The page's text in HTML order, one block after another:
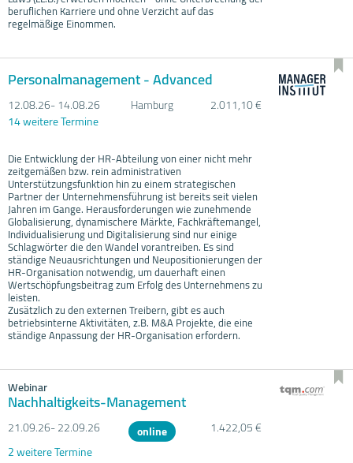
beruflichen Karriere und ohne Verzicht auf das
regelmäßige Einommen.
Personalmanagement - Advanced
12.08.26- 14.08.26 Hamburg
2.011,10 €
14 weitere Termine
Die Entwicklung der HR-Abteilung von einer nicht mehr
zeitgemäßen bzw. rein administrativen
Unterstützungsfunktion hin zu einem strategischen
Partner der Unternehmensführung ist bereits seit vielen
Jahren im Gange. Herausforderungen wie zunehmende
Globalisierung, dynamischere Märkte, Fachkräftemangel,
Individualisierung und Digitalisierung sind nur einige
Schlagwörter die den Wandel vorantreiben. Es sind
ständige Neuausrichtungen und Neupositionierungen der
HR-Organisation notwendig, um dauerhaft einen
Wertschöpfungsbeitrag zum Erfolg des Unternehmens zu
leisten.
Zusätzlich zu den externen Treibern, gibt es auch
betriebsinterne Aktivitäten, z.B. M&A Projekte, die eine
ständige Anpassung der HR-Organisation erfordern.
Webinar
Nachhaltigkeits-Management
21.09.26- 22.09.26 online
1.422,05 €
2 weitere Termine